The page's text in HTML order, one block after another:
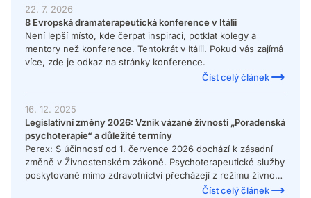
22. 7. 2026
8 Evropská dramaterapeutická konference v Itálii
Není lepší místo, kde čerpat inspiraci, potklat kolegy a
mentory než konference. Tentokrát v Itálii. Pokud vás zajímá
více, zde je odkaz na stránky konference.
Číst celý článek
16. 12. 2025
Legislativní změny 2026: Vznik vázané živnosti „Poradenská
psychoterapie“ a důležité termíny
Perex: S účinností od 1. července 2026 dochází k zásadní
změně v Živnostenském zákoně. Psychoterapeutické služby
poskytované mimo zdravotnictví přecházejí z režimu živnosti
volné do nové živnosti vázané s názvem „Poradenství v
Číst celý článek